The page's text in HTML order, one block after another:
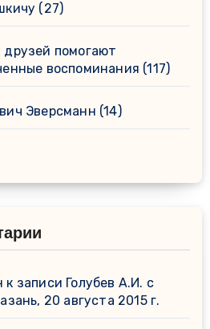
(27)
помогают
воспоминания (117)
Эверсманн (14)
к записи Голубев А.И. с
20 августа 2015 г.